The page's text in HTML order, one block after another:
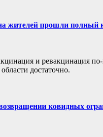
жителей прошли полный
и ревакцинация
достаточно.
ковидных